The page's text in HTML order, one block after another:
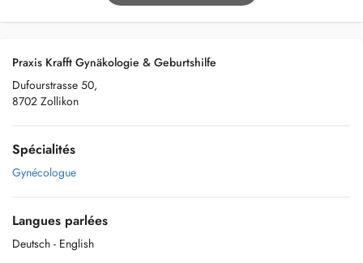
Praxis Krafft Gynäkologie & Geburtshilfe
Dufourstrasse 50,
8702 Zollikon
Spécialités
Gynécologue
Langues parlées
Deutsch - English